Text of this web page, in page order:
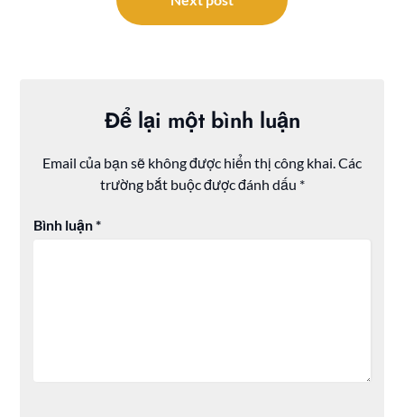
Để lại một bình luận
Email của bạn sẽ không được hiển thị công khai.Các
trường bắt buộc được đánh dấu *
Bình luận*